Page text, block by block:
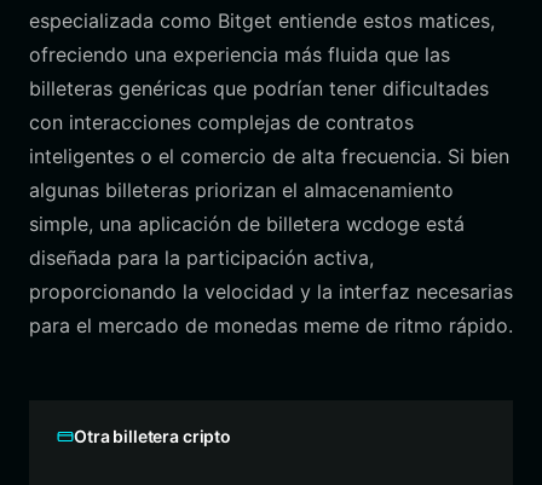
especializada como Bitget entiende estos matices,
ofreciendo una experiencia más fluida que las
billeteras genéricas que podrían tener dificultades
con interacciones complejas de contratos
inteligentes o el comercio de alta frecuencia. Si bien
algunas billeteras priorizan el almacenamiento
simple, una aplicación de billetera wcdoge está
diseñada para la participación activa,
proporcionando la velocidad y la interfaz necesarias
para el mercado de monedas meme de ritmo rápido.
Otra billetera cripto